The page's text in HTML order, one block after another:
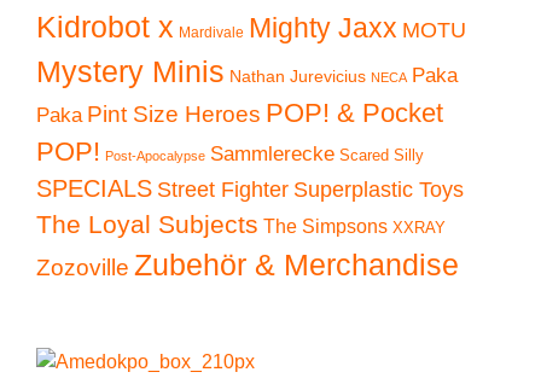
Kidrobot x Mardivale Mighty Jaxx MOTU
Mystery Minis Nathan Jurevicius NECA Paka
Paka Pint Size Heroes POP! & Pocket
POP! Post-Apocalypse Sammlerecke Scared Silly
SPECIALS Street Fighter Superplastic Toys
The Loyal Subjects The Simpsons XXRAY
Zozoville Zubehör & Merchandise